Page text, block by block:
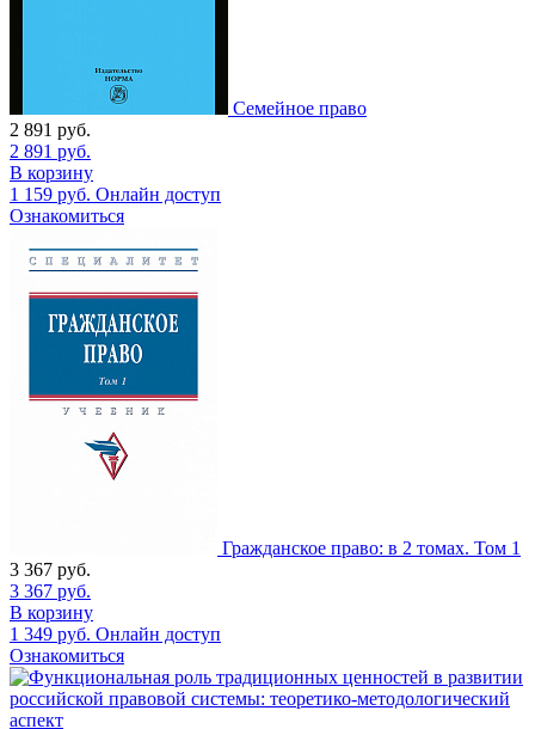
Семейное право
2 891 руб.
2 891 руб.
В корзину
1 159 руб. Онлайн доступ
Ознакомиться
Гражданское право: в 2 томах. Том 1
3 367 руб.
3 367 руб.
В корзину
1 349 руб. Онлайн доступ
Ознакомиться